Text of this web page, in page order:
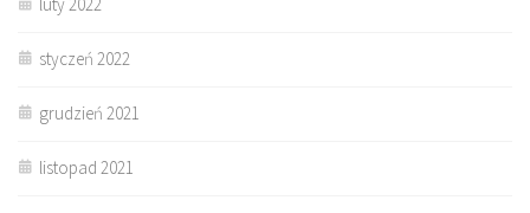
styczeń 2022
grudzień 2021
listopad 2021